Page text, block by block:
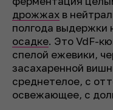
дрожжах в
полгода выдержки
осадке. Это VdF-
спелой ежевики,
засахаренной
среднетелое, с
освежающее, с